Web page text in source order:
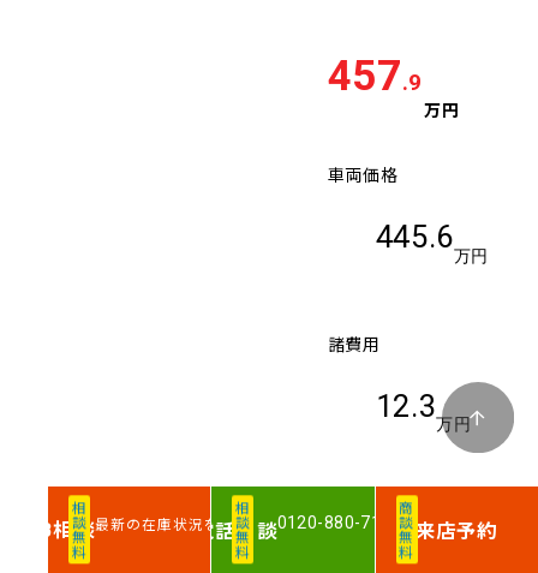
457.9
万円
車両価格
445.6
万円
諸費用
12.3
万円
トヨタ ヴォクシー
ハイブリッド ハイ
相談無料
WEB相談最新の在庫状況を確認
相談無料
電話相談0120-880-711 商談無料来店予約